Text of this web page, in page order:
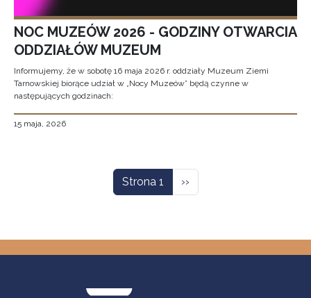
NOC MUZEÓW 2026 - GODZINY OTWARCIA
ODDZIAŁÓW MUZEUM
Informujemy, że w sobotę 16 maja 2026 r. oddziały Muzeum Ziemi
Tarnowskiej biorące udział w „Nocy Muzeów” będą czynne w
następujących godzinach:
15 maja, 2026
Strona 1 Następna strona
››